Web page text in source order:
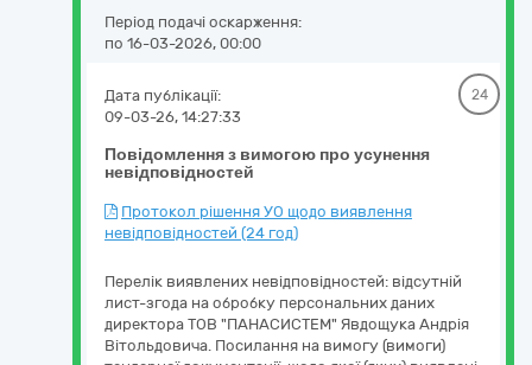
Період подачі оскарження:
по 16-03-2026, 00:00
Повідомлення з вимогою про усунення
невідповідностей
Дата публікації:
09-03-26, 14:27:33
24
Протокол рішення УО щодо виявлення
невідповідностей (24 год)
Перелік виявлених невідповідностей: відсутній
лист-згода на обробку персональних даних
директора ТОВ "ПАНАСИСТЕМ" Явдощука Андрія
Вітольдовича. Посилання на вимогу (вимоги)